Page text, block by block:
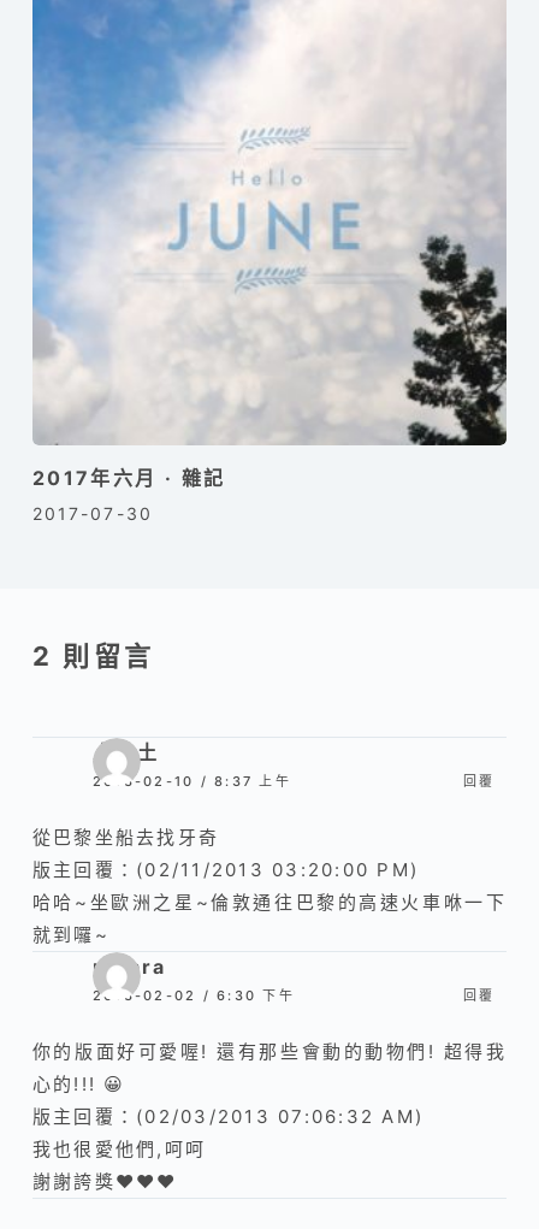
2017年六月 · 雜記
2017-07-30
2 則留言
人土土
2013-02-10 / 8:37 上午 回覆
從巴黎坐船去找牙奇
版主回覆：(02/11/2013 03:20:00 PM)
哈哈~坐歐洲之星~倫敦通往巴黎的高速火車咻一下
就到囉~
meara
2013-02-02 / 6:30 下午 回覆
你的版面好可愛喔! 還有那些會動的動物們! 超得我
心的!!! 😀
版主回覆：(02/03/2013 07:06:32 AM)
我也很愛他們,呵呵
謝謝誇獎❤❤❤